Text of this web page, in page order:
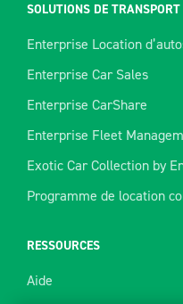
SOLUTIONS DE TRANSPORT
Enterprise Location
Enterprise Car Sales
Enterprise CarShare
Enterprise Fleet
Exotic Car Collection by
Programme de location
RESSOURCES
Aide